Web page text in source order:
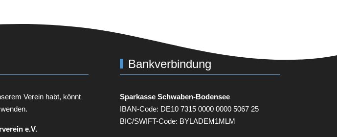
Verein habt, könnt
e.V.
Bankverbindung
Sparkasse Schwaben-Bodensee
IBAN-Code: DE10 7315 0000 0000 5067 25
BIC/SWIFT-Code: BYLADEM1MLM